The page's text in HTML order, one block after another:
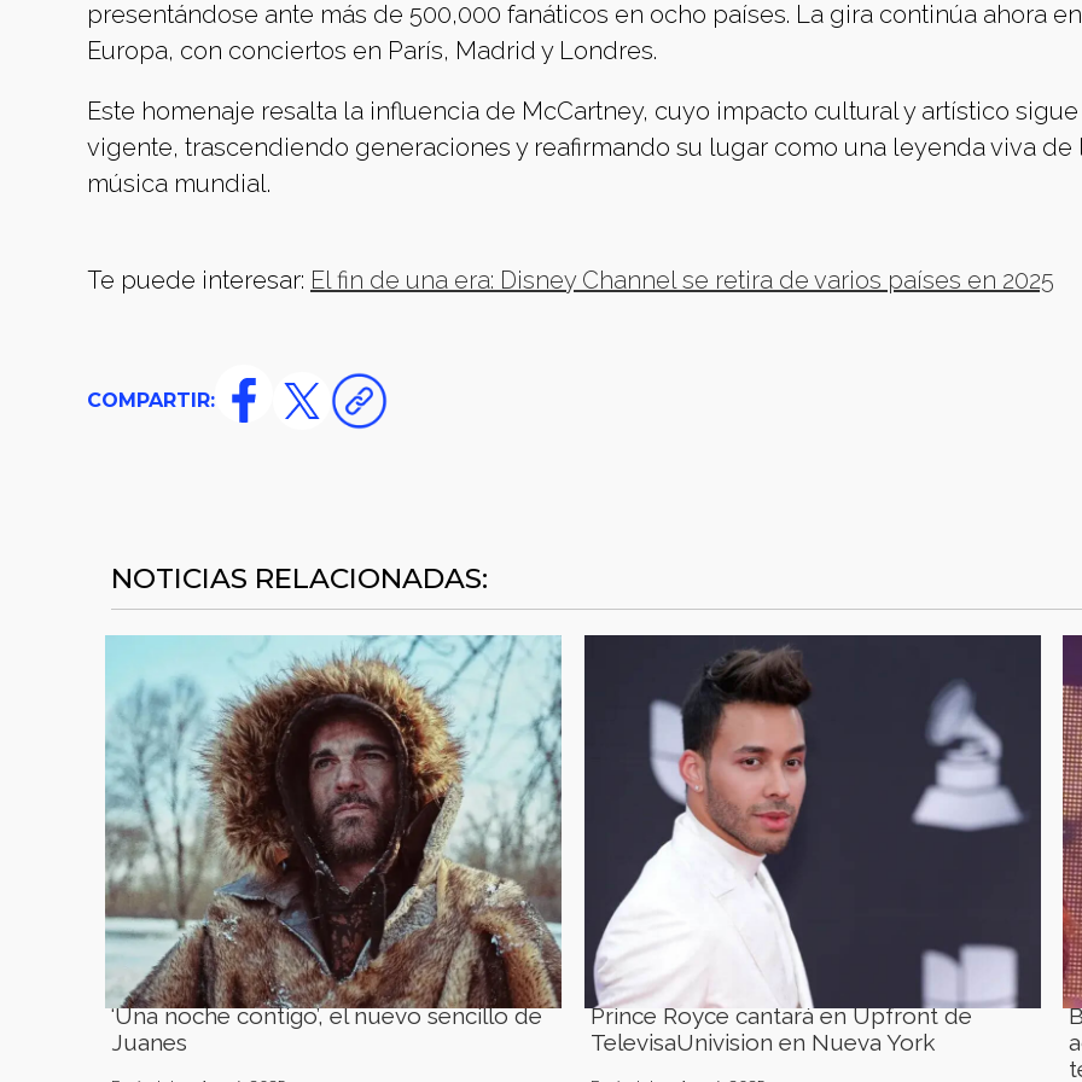
presentándose ante más de 500,000 fanáticos en ocho países. La gira continúa ahora en
Europa, con conciertos en París, Madrid y Londres.
Este homenaje resalta la influencia de McCartney, cuyo impacto cultural y artístico sigue
vigente, trascendiendo generaciones y reafirmando su lugar como una leyenda viva de
música mundial.
Te puede interesar: El fin de una era: Disney Channel se retira de varios países en 2025
COMPARTIR:
NOTICIAS RELACIONADAS:
‘Una noche contigo’, el nuevo sencillo de
Juanes
Prince Royce cantará en Upfront de
TelevisaUnivision en Nueva York